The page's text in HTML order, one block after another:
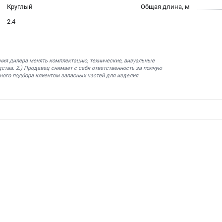
Круглый
2.4
Общая длина, м
дилера менять комплектацию, технические, визуальные
2.) Продавец снимает с себя ответственность за полную
подбора клиентом запасных частей для изделия.